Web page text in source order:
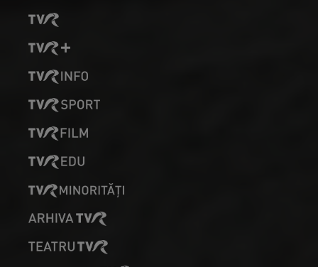
EDUCAȚIA LA PUTERE
LIANA STANCIU